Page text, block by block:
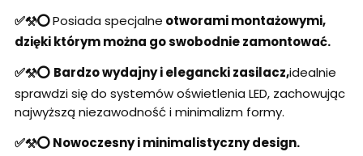
✅⚒️⭕Posiada specjalne otworami montażowymi,
dzięki którym można go swobodnie zamontować.
✅⚒️⭕ Bardzo wydajny i elegancki zasilacz,idealnie
sprawdzi się do systemów oświetlenia LED, zachowując
najwyższą niezawodność i minimalizm formy.
✅⚒️⭕ Nowoczesny i minimalistyczny design.